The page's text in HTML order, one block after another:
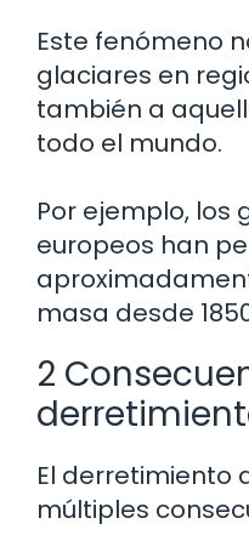
Este fenómeno
glaciares en
también a
todo el mundo.
Por ejemplo, los
europeos han
masa desde
2
El derretimiento
múltiples